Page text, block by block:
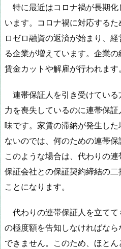
特に最近はコロナ禍が長期化
います。コロナ禍に対応する
ロゼロ融資の返済が始まり、
る企業が増えています。企業の
賃金カットや解雇が行われます。
連帯保証人を引き受けている
力を喪失しているのに連帯保
味です。家賃の滞納が発生し
ないのでは、何のための連帯保
このような場合は、代わりの
保証会社との保証契約締結の
ことになります。
代わりの連帯保証人を立てて
の極度額を告知しなければな
できません。このため、ほと